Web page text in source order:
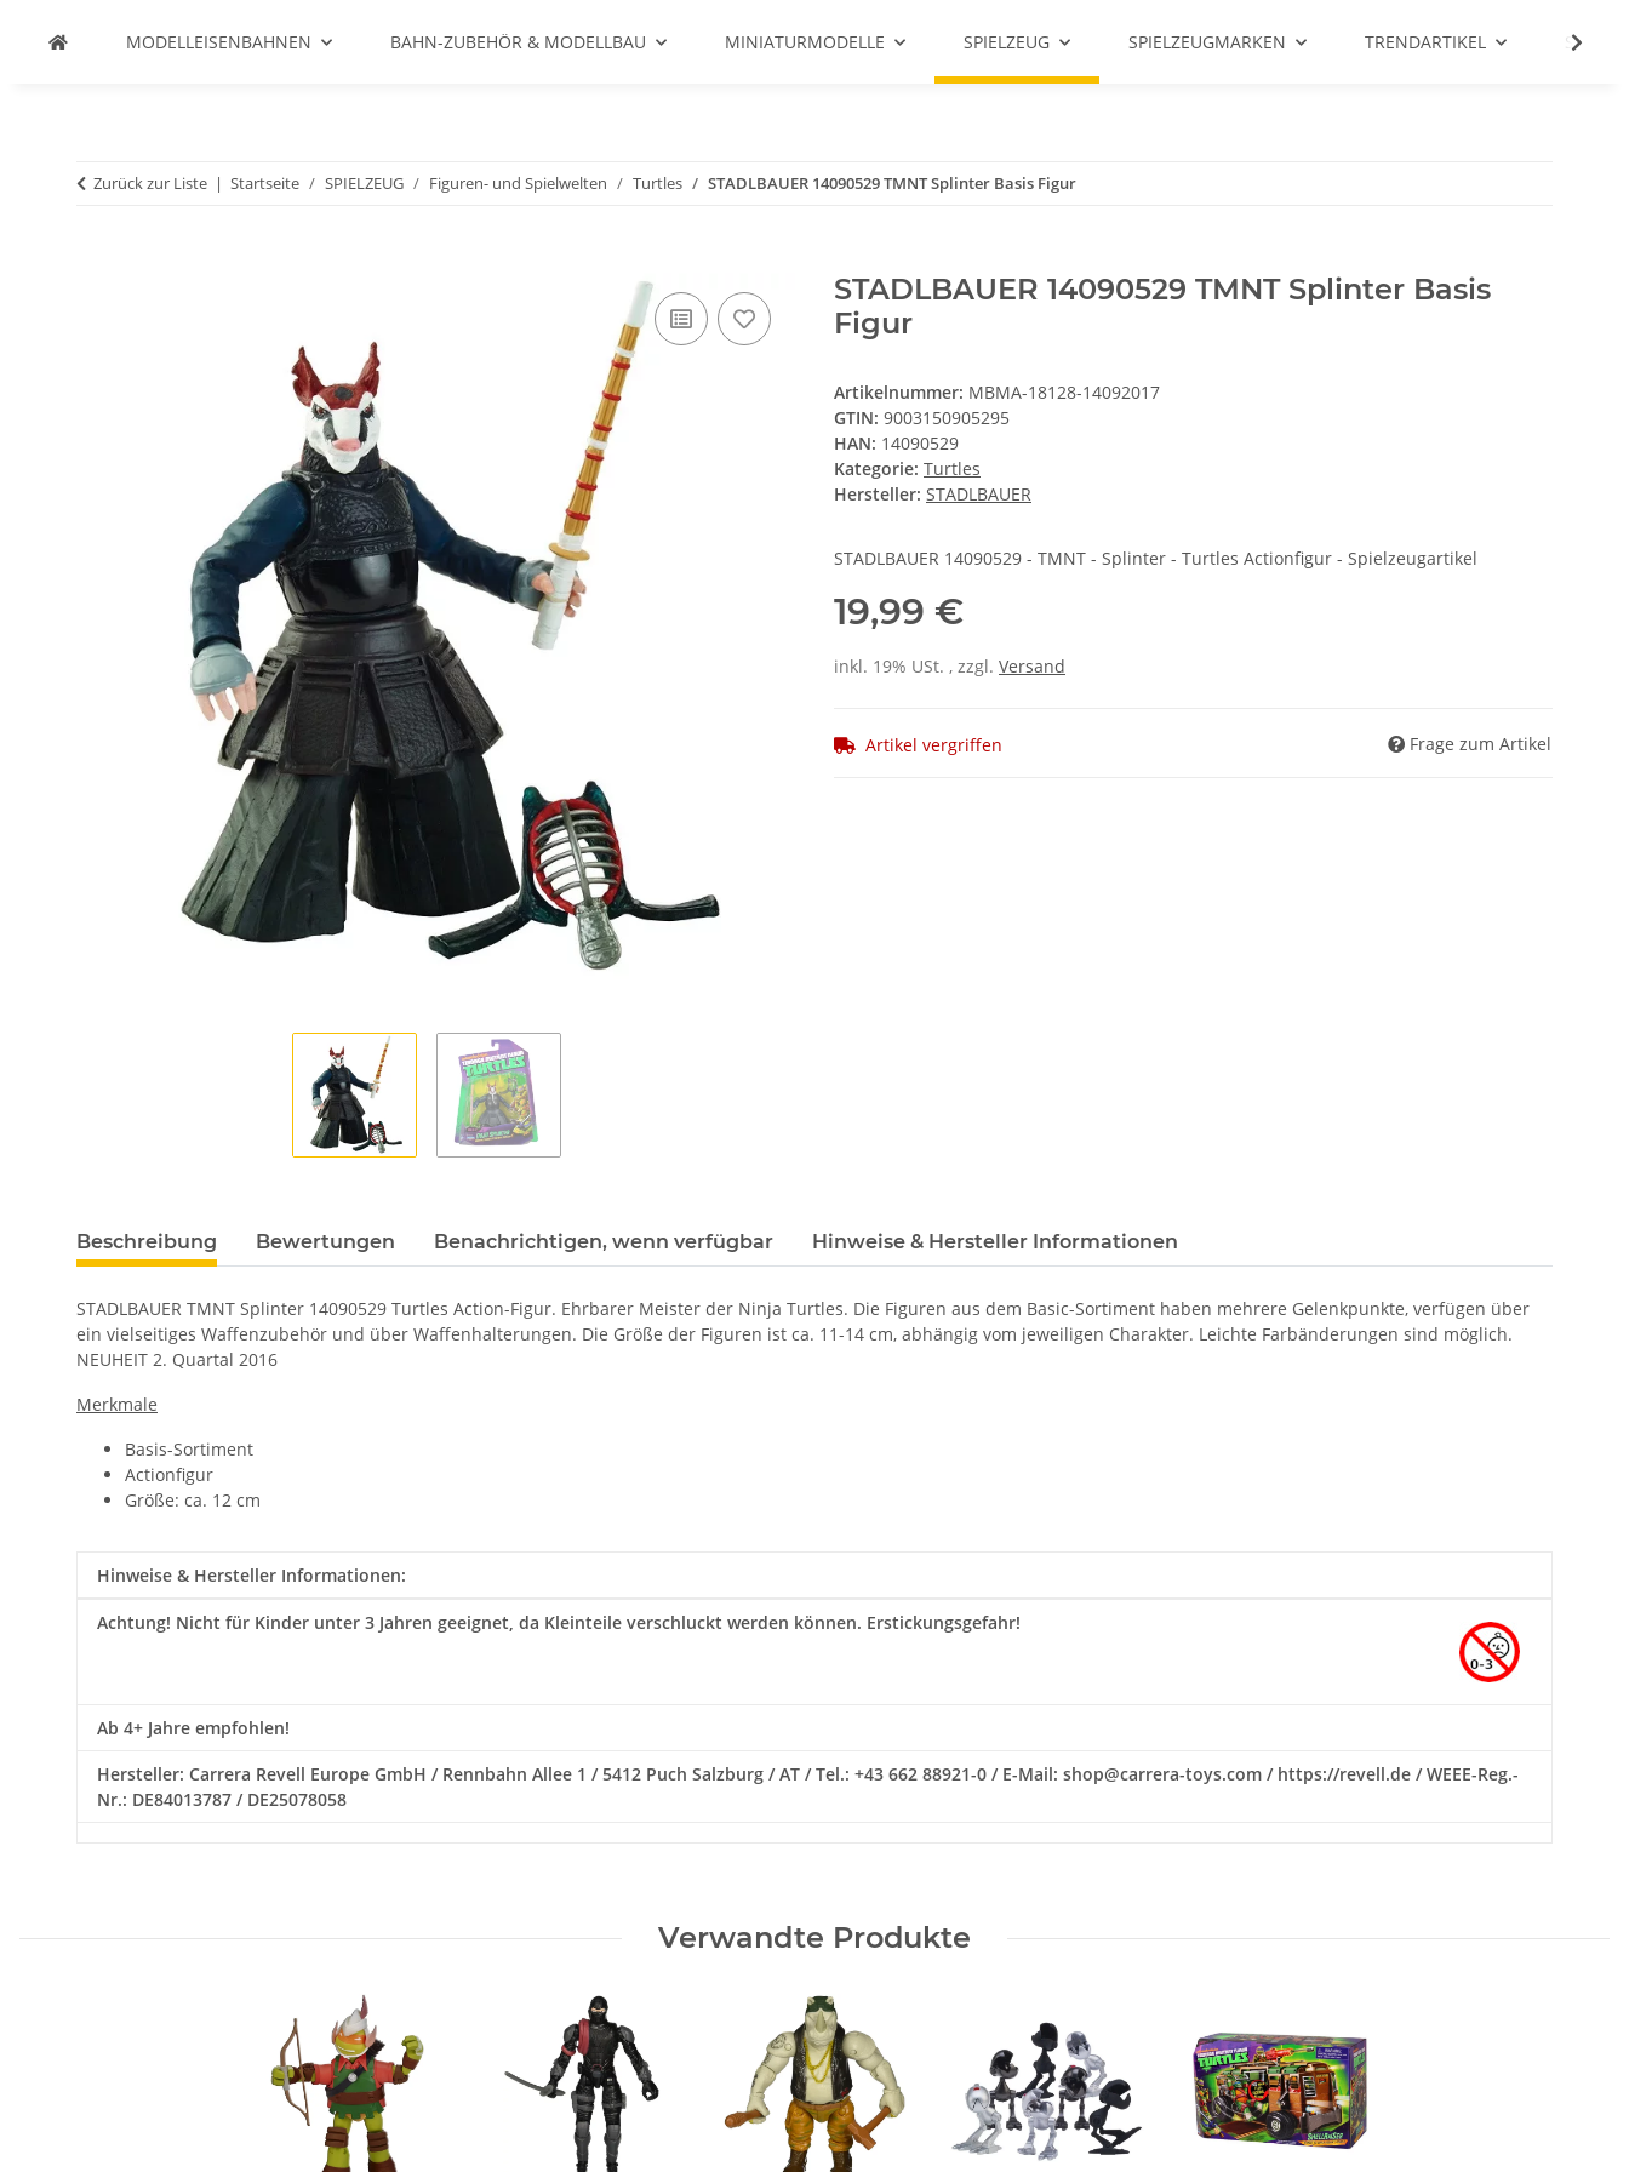
MODELLEISENBAHNEN BAHN-ZUBEHÖR & MODELLBAU MINIATURMODELLE SPIELZEUG SPIELZEUGMARKEN TRENDARTIKEL SALE %
Zurück zur Liste Startseite SPIELZEUG Figuren- und Spielwelten Turtles STADLBAUER 14090529 TMNT Splinter Basis Figur
STADLBAUER 14090529 TMNT Splinter Basis
Figur
Artikelnummer: MBMA-18128-14092017
GTIN: 9003150905295
HAN: 14090529
Kategorie: Turtles
Hersteller: STADLBAUER
STADLBAUER 14090529 - TMNT - Splinter - Turtles Actionfigur - Spielzeugartikel
19,99 €
inkl. 19% USt. , zzgl. Versand
Artikel vergriffen Frage zum Artikel
Beschreibung Bewertungen Benachrichtigen, wenn verfügbar Hinweise & Hersteller Informationen
STADLBAUER TMNT Splinter 14090529 Turtles Action-Figur. Ehrbarer Meister der Ninja Turtles. Die Figuren aus dem Basic-Sortiment haben mehrere Gelenkpunkte, verfügen über
ein vielseitiges Waffenzubehör und über Waffenhalterungen. Die Größe der Figuren ist ca. 11-14 cm, abhängig vom jeweiligen Charakter. Leichte Farbänderungen sind möglich.
NEUHEIT 2. Quartal 2016
Merkmale
Basis-Sortiment
Actionfigur
Größe: ca. 12 cm
Hinweise & Hersteller Informationen:
Achtung! Nicht für Kinder unter 3 Jahren geeignet, da Kleinteile verschluckt werden können. Erstickungsgefahr!
Ab 4+ Jahre empfohlen!
Hersteller: Carrera Revell Europe GmbH / Rennbahn Allee 1 / 5412 Puch Salzburg / AT / Tel.: +43 662 88921-0 / E-Mail: shop@carrera-toys.com / https://revell.de / WEEE-Reg.-
Nr.: DE84013787 / DE25078058
Verwandte Produkte